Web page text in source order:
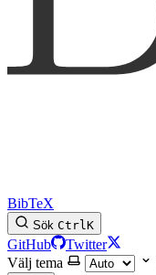
BibTeX
Sök CtrlK
GitHub
Twitter
Välj tema